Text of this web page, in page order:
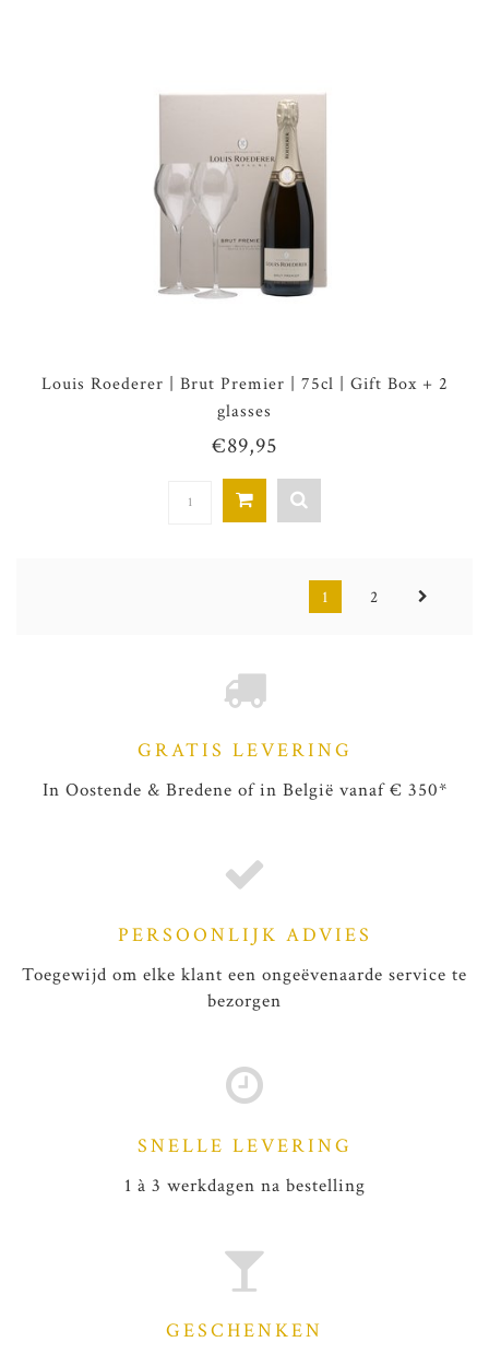
Louis Roederer | Brut Premier | 75cl | Gift Box + 2
glasses
€89,95
1 2
GRATIS LEVERING
In Oostende & Bredene of in België vanaf € 350*
PERSOONLIJK ADVIES
Toegewijd om elke klant een ongeëvenaarde service te
bezorgen
SNELLE LEVERING
1 à 3 werkdagen na bestelling
GESCHENKEN